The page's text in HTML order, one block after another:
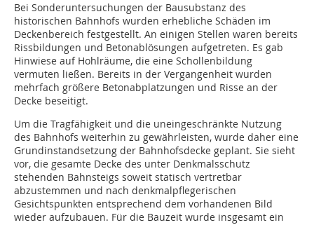
Bei Sonderuntersuchungen der Bausubstanz des
historischen Bahnhofs wurden erhebliche Schäden im
Deckenbereich festgestellt. An einigen Stellen waren bereits
Rissbildungen und Betonablösungen aufgetreten. Es gab
Hinwiese auf Hohlräume, die eine Schollenbildung
vermuten ließen. Bereits in der Vergangenheit wurden
mehrfach größere Betonabplatzungen und Risse an der
Decke beseitigt.
Um die Tragfähigkeit und die uneingeschränkte Nutzung
des Bahnhofs weiterhin zu gewährleisten, wurde daher eine
Grundinstandsetzung der Bahnhofsdecke geplant. Sie sieht
vor, die gesamte Decke des unter Denkmalsschutz
stehenden Bahnsteigs soweit statisch vertretbar
abzustemmen und nach denkmalpflegerischen
Gesichtspunkten entsprechend dem vorhandenen Bild
wieder aufzubauen. Für die Bauzeit wurde insgesamt ein